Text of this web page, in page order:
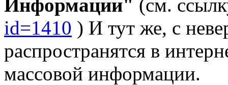
Информации" (см.
id=1410 ) И тут же, с
распространятся в
массовой информации.